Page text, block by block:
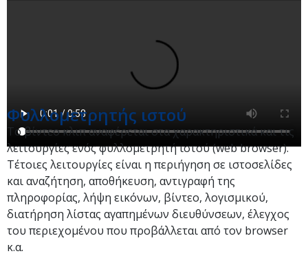
Φυλλομετρητής ιστού
Το βίντεο κλιπ αναφέρεται στα χαρακτηριστικά και τις
λειτουργίες ενός φυλλομετρητή ιστού (web browser).
Τέτοιες λειτουργίες είναι η περιήγηση σε ιστοσελίδες
και αναζήτηση, αποθήκευση, αντιγραφή της
πληροφορίας, λήψη εικόνων, βίντεο, λογισμικού,
διατήρηση λίστας αγαπημένων διευθύνσεων, έλεγχος
του περιεχομένου που προβάλλεται από τον browser
κ.α.